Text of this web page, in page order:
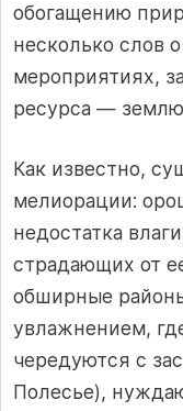
обогащению
несколько слов
мероприятиях,
ресурса —
Как известно,
мелиорации:
недостатка
страдающих от
обширные
увлажнением,
чередуются с
Полесье),